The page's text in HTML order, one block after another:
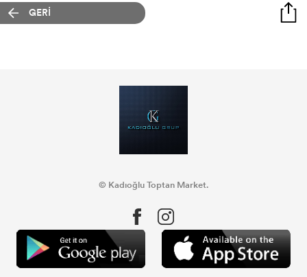
GERİ
© Kadıoğlu Toptan Market.